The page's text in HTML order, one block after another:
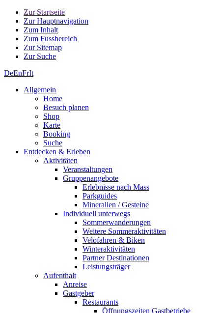
Zur Startseite
Zur Hauptnavigation
Zum Inhalt
Zum Fussbereich
Zur Sitemap
Zur Suche
DeEnFrIt
Allgemein
Home
Besuch planen
Shop
Karte
Booking
Suche
Entdecken & Erleben
Aktivitäten
Veranstaltungen
Gruppenangebote
Erlebnisse nach Mass
Parkguides
Mineralien / Gesteine
Individuell unterwegs
Sommerwanderungen
Weitere Sommeraktivitäten
Velofahren & Biken
Winteraktivitäten
Partner Destinationen
Leistungsträger
Aufenthalt
Anreise
Gastgeber
Restaurants
Öffnungszeiten Gastbetriebe